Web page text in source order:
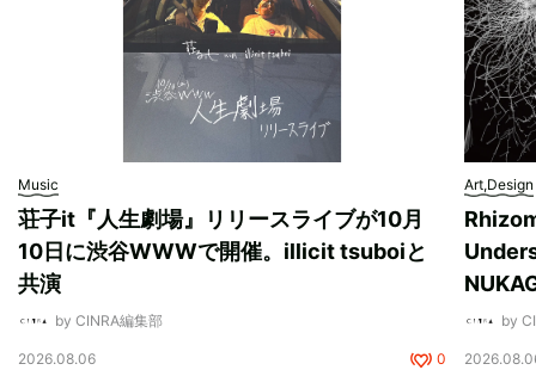
Music
荘子it『人生劇場』リリースライブが10月
10日に渋谷WWWで開催。illicit tsuboiと
共演
by CINRA編集部
2026.08.06 0
Art,Design
by